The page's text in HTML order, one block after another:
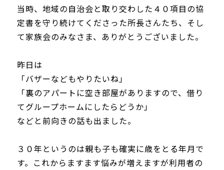
当時、地域の自治会と取り交わした４０項目の協
定書を守り続けてくださった所長さんたち、そし
て家族会のみなさま、ありがとうございました。
昨日は
「バザーなどもやりたいね」
「裏のアパートに空き部屋がありますので、借り
てグループホームにしたらどうか」
などと前向きの話も出ました。
３０年というのは親も子も確実に歳をとる年月で
す。これからますます悩みが増えますが利用者の